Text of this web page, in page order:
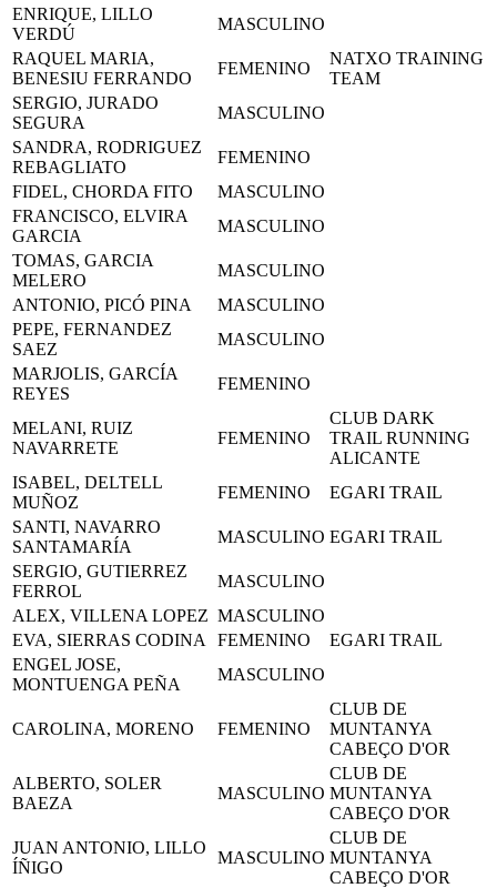
ENRIQUE, LILLO
VERDÚ
MASCULINO
RAQUEL MARIA,
BENESIU FERRANDO
FEMENINO
NATXO TRAINING
TEAM
SERGIO, JURADO
SEGURA
MASCULINO
SANDRA, RODRIGUEZ
REBAGLIATO
FEMENINO
FIDEL, CHORDA FITO
MASCULINO
FRANCISCO, ELVIRA
GARCIA
MASCULINO
TOMAS, GARCIA
MELERO
MASCULINO
ANTONIO, PICÓ PINA
MASCULINO
PEPE, FERNANDEZ
SAEZ
MASCULINO
MARJOLIS, GARCÍA
REYES
FEMENINO
MELANI, RUIZ
NAVARRETE
FEMENINO
CLUB DARK
TRAIL RUNNING
ALICANTE
ISABEL, DELTELL
MUÑOZ
FEMENINO
EGARI TRAIL
SANTI, NAVARRO
SANTAMARÍA
MASCULINO EGARI TRAIL
SERGIO, GUTIERREZ
FERROL
MASCULINO
ALEX, VILLENA LOPEZ MASCULINO
EVA, SIERRAS CODINA
FEMENINO
EGARI TRAIL
ENGEL JOSE,
MONTUENGA PEÑA
MASCULINO
CAROLINA, MORENO FEMENINO
CLUB DE
MUNTANYA
CABEÇO D'OR
ALBERTO, SOLER
BAEZA
MASCULINO
CLUB DE
MUNTANYA
CABEÇO D'OR
JUAN ANTONIO, LILLO
ÍÑIGO
MASCULINO
CLUB DE
MUNTANYA
CABEÇO D'OR